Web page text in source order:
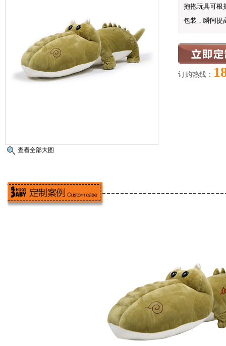
查看全部大图
抱抱玩具可根
包装，瞬间提
订购热线：